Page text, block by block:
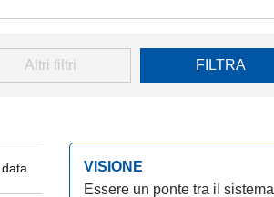
Altri filtri FILTRA
VISIONE
Essere un ponte tra il sistema